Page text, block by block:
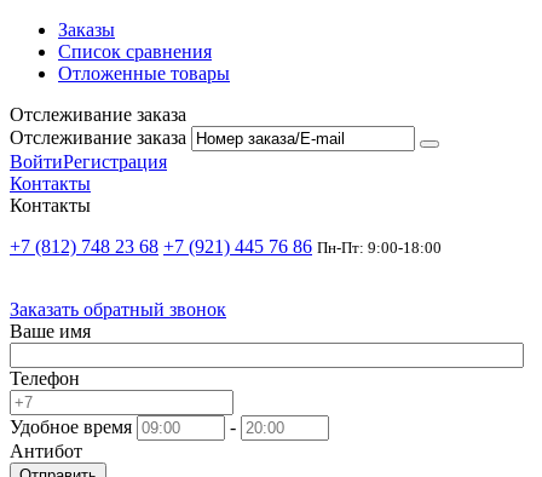
Заказы
Список сравнения
Отложенные товары
Отслеживание заказа
Отслеживание заказа
ВойтиРегистрация
Контакты
Контакты
+7 (812) 748 23 68 +7 (921) 445 76 86 Пн-Пт: 9:00-18:00
Заказать обратный звонок
Ваше имя
Телефон
Удобное время
-
Антибот